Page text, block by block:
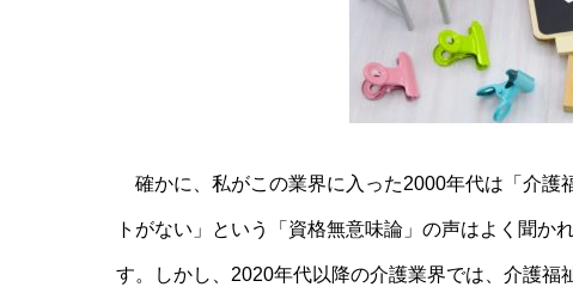
確かに、私がこの業界に入った2000年代は「介護
トがない」という「資格無意味論」の声はよく聞か
す。しかし、2020年代以降の介護業界では、介護福